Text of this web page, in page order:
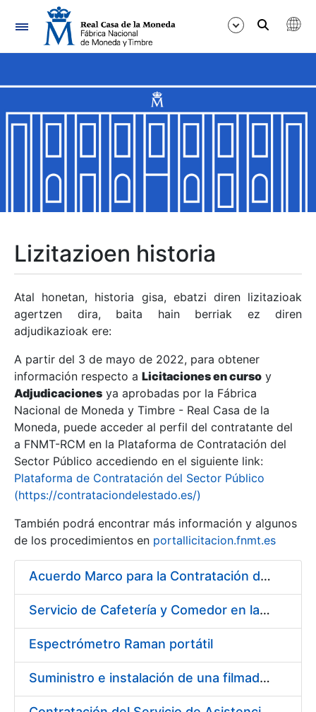
Nabigazioa
Erakutsi/Ezkutatu
Erakutsi/Ezkutatu
Erakutsi/Ezkutatu
Erakutsi/Ezkutatu
Erakutsi/Ezkutatu
Erakutsi/Ezkutatu
Erakutsi/Ezkutatu
Erakutsi/Ezkutatu
Lizitazioen historia
Atal honetan, historia gisa, ebatzi diren lizitazioak
agertzen dira, baita hain berriak ez diren
adjudikazioak ere:
A partir del 3 de mayo de 2022, para obtener
información respecto a Licitaciones en curso y
Adjudicaciones ya aprobadas por la Fábrica
Nacional de Moneda y Timbre - Real Casa de la
Moneda, puede acceder al perfil del contratante del
a FNMT-RCM en la Plataforma de Contratación del
Sector Público accediendo en el siguiente link:
Plataforma de Contratación del Sector Público
(https://contrataciondelestado.es/)
También podrá encontrar más información y algunos
de los procedimientos en portallicitacion.fnmt.es
Acuerdo Marco para la Contratación del Suministro de Material de Ferretería
Servicio de Cafetería y Comedor en la sede central de la Fábrica Nacional de Moneda y Timbre-Real Casa de la Moneda en Madrid
Espectrómetro Raman portátil
Suministro e instalación de una filmadora de plantillas pásticas